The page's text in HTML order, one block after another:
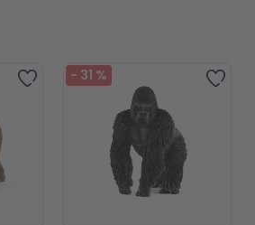
Zur Wunschliste hinzufügen Zur
- 31 %